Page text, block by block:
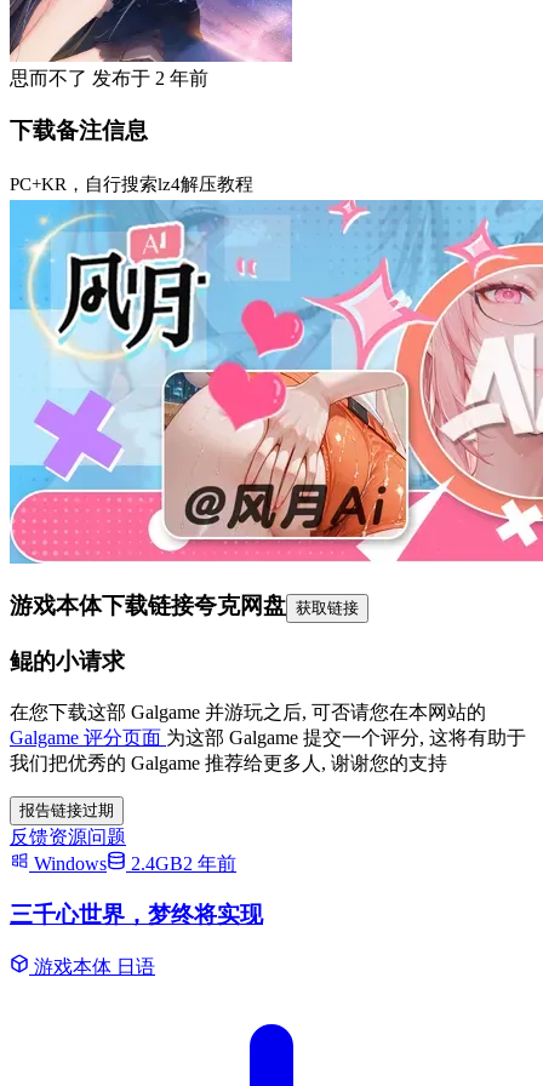
思而不了 发布于 2 年前
下载备注信息
PC+KR，自行搜索lz4解压教程
游戏本体下载链接夸克网盘 获取链接
鲲的小请求
在您下载这部 Galgame 并游玩之后, 可否请您在本网站的
Galgame 评分页面 为这部 Galgame 提交一个评分, 这将有助于
我们把优秀的 Galgame 推荐给更多人, 谢谢您的支持
报告链接过期
反馈资源问题
Windows
2.4GB2 年前
三千心世界，梦终将实现
游戏本体 日语